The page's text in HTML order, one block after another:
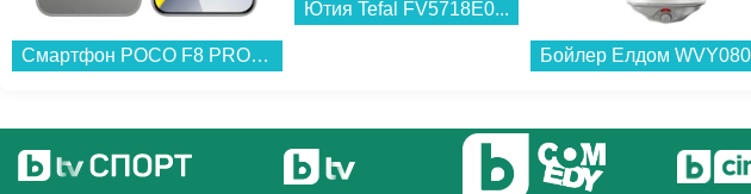
Смартфон POCO F8 PRO 256/12 TITANIUM SILVER , 12 GB, 256 GB...
Ютия Tefal FV5718E0...